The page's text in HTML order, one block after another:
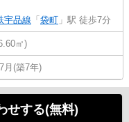
宇品線 「 袋町 」駅 徒歩7分
㎡)
月(築7年)
せする(無料)